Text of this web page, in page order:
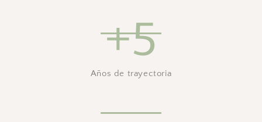
+5
Años de trayectoria